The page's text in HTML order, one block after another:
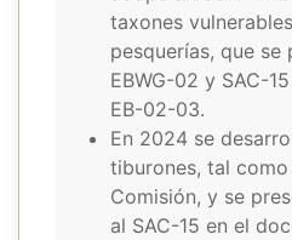
taxones
pesquerías, que se
EBWG-02 y SAC-
EB-02-03.
En 2024 se
tiburones, tal
Comisión, y se
al SAC-15 en el